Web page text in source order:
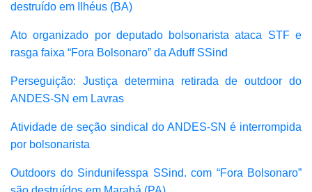
destruído em Ilhéus (BA)
Ato organizado por deputado bolsonarista ataca STF e
rasga faixa “Fora Bolsonaro” da Aduff SSind
Perseguição: Justiça determina retirada de outdoor do
ANDES-SN em Lavras
Atividade de seção sindical do ANDES-SN é interrompida
por bolsonarista
Outdoors do Sindunifesspa SSind. com “Fora Bolsonaro”